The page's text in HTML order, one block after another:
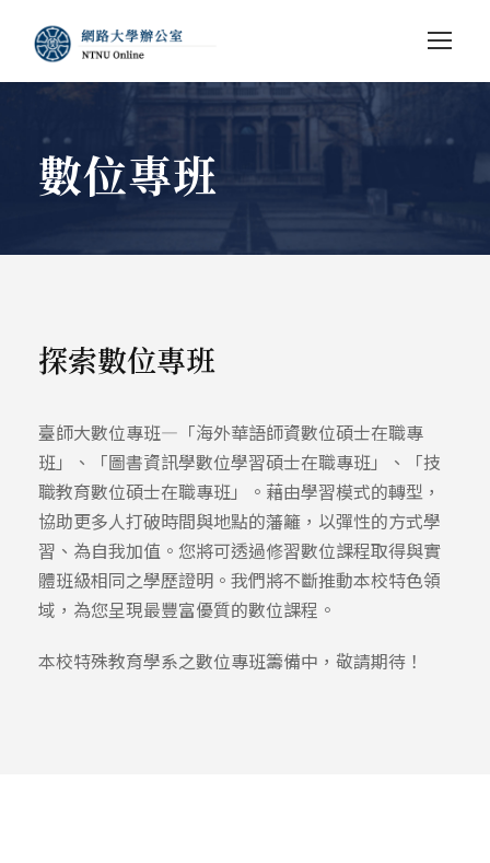
數位專班
探索數位專班
臺師大數位專班—「海外華語師資數位碩士在職專
班」、「圖書資訊學數位學習碩士在職專班」、「技
職教育數位碩士在職專班」。藉由學習模式的轉型，
協助更多人打破時間與地點的藩籬，以彈性的方式學
習、為自我加值。您將可透過修習數位課程取得與實
體班級相同之學歷證明。我們將不斷推動本校特色領
域，為您呈現最豐富優質的數位課程。
本校特殊教育學系之數位專班籌備中，敬請期待！